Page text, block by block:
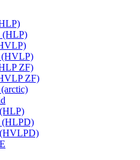
(HLP)
(HVLP)
ZF)
ZF)
(HLPD)